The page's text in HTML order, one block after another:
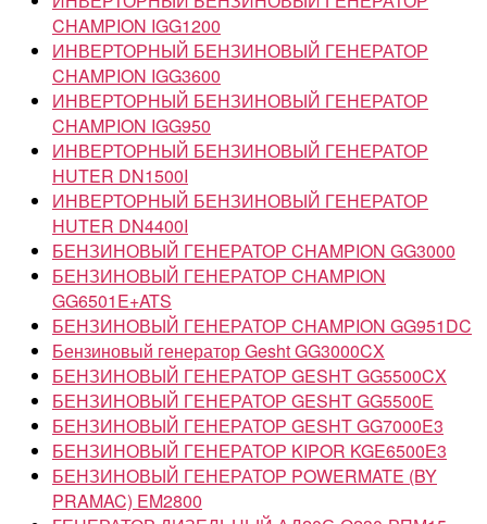
CHAMPION IGG1200
ИНВЕРТОРНЫЙ БЕНЗИНОВЫЙ ГЕНЕРАТОР
CHAMPION IGG3600
ИНВЕРТОРНЫЙ БЕНЗИНОВЫЙ ГЕНЕРАТОР
CHAMPION IGG950
ИНВЕРТОРНЫЙ БЕНЗИНОВЫЙ ГЕНЕРАТОР
HUTER DN1500I
ИНВЕРТОРНЫЙ БЕНЗИНОВЫЙ ГЕНЕРАТОР
HUTER DN4400I
БЕНЗИНОВЫЙ ГЕНЕРАТОР CHAMPION GG3000
БЕНЗИНОВЫЙ ГЕНЕРАТОР CHAMPION
GG6501E+ATS
БЕНЗИНОВЫЙ ГЕНЕРАТОР CHAMPION GG951DC
Бензиновый генератор Gesht GG3000CX
БЕНЗИНОВЫЙ ГЕНЕРАТОР GESHT GG5500CX
БЕНЗИНОВЫЙ ГЕНЕРАТОР GESHT GG5500Е
БЕНЗИНОВЫЙ ГЕНЕРАТОР GESHT GG7000E3
БЕНЗИНОВЫЙ ГЕНЕРАТОР KIPOR KGE6500Е3
БЕНЗИНОВЫЙ ГЕНЕРАТОР POWERMATE (BY
PRAMAC) EM2800